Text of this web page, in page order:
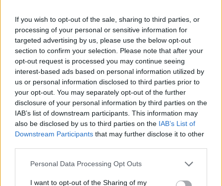
If you wish to opt-out of the sale, sharing to third parties, or
processing of your personal or sensitive information for
targeted advertising by us, please use the below opt-out
section to confirm your selection. Please note that after your
opt-out request is processed you may continue seeing
interest-based ads based on personal information utilized by
us or personal information disclosed to third parties prior to
your opt-out. You may separately opt-out of the further
disclosure of your personal information by third parties on the
IAB’s list of downstream participants. This information may
also be disclosed by us to third parties on the IAB’s List of
Downstream Participants that may further disclose it to other
Personal Data Processing Opt Outs
I want to opt-out of the Sharing of my
is írtunk arról, hogy az új kormányra milyen
feladatok várnak. Ezek közül az egyik
legérdekesebb folyamat lesz a költségvetés
rendbetétele, amely már a következő hetekben
kezdetét veheti - többek között - a 2023-as
költségvetés benyújtásának előkészítésével.
Kétrészes cikksorozatunk első részében azt
mutatjuk be, hogy milyen menetrend szerint és
milyen paraméterek mellett várható a 2023-as
költségvetés megszületése, valamint annak
előzményei, többek között például a kormány
felállása és a kormánytagok névsorának